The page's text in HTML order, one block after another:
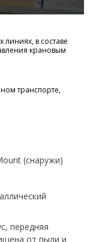
в составе
крановым
транспорте,
(снаружи)
передняя
от пыли и